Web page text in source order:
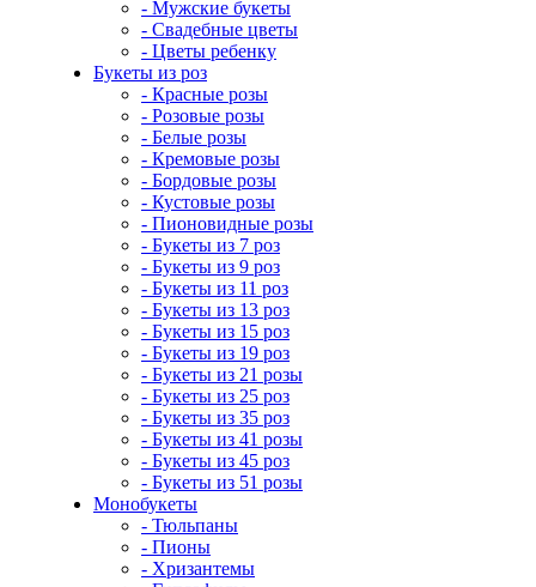
- Мужские букеты
- Свадебные цветы
- Цветы ребенку
Букеты из роз
- Красные розы
- Розовые розы
- Белые розы
- Кремовые розы
- Бордовые розы
- Кустовые розы
- Пионовидные розы
- Букеты из 7 роз
- Букеты из 9 роз
- Букеты из 11 роз
- Букеты из 13 роз
- Букеты из 15 роз
- Букеты из 19 роз
- Букеты из 21 розы
- Букеты из 25 роз
- Букеты из 35 роз
- Букеты из 41 розы
- Букеты из 45 роз
- Букеты из 51 розы
Монобукеты
- Тюльпаны
- Пионы
- Хризантемы